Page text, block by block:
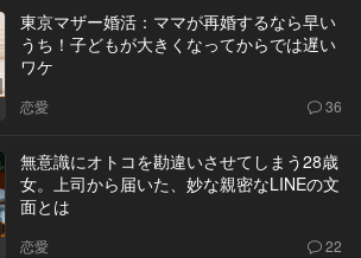
東京マザー婚活：ママが再婚するなら早い
うち！子どもが大きくなってからでは遅い
ワケ
恋愛 36
無意識にオトコを勘違いさせてしまう28歳
女。上司から届いた、妙な親密なLINEの文
面とは
恋愛 22